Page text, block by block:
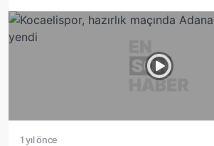
1 yıl önce